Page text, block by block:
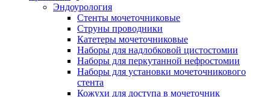
Эндоурология
Стенты мочеточниковые
Струны проводники
Катетеры мочеточниковые
Наборы для надлобковой цистостомии
Наборы для перкутанной нефростомии
Наборы для установки мочеточникового
стента
Кожухи для доступа в мочеточник